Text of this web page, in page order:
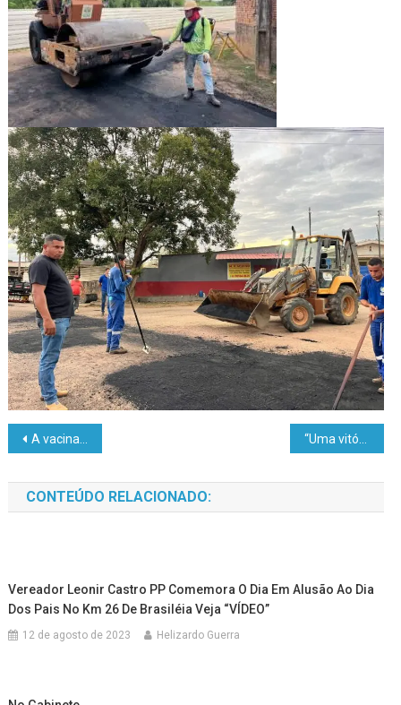
A vacina é gratuita, segura e indicada para pessoas entre 6 meses e 59 anos de idade
CONTEÚDO RELACIONADO:
Vereador Leonir Castro PP Comemora O Dia Em Alusão Ao Dia
Dos Pais No Km 26 De Brasiléia Veja “VÍDEO”
12 de agosto de 2023 Helizardo Guerra